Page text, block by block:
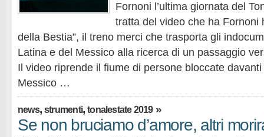
Fornoni l’ultima giornata del
tratta del video che ha Fornoni
della Bestia”, il treno merci che trasporta gli
Latina e del Messico alla ricerca di un passaggio
Il video riprende il fiume di persone bloccate
Messico …
news,strumenti,tonalestate 2019»
Se non bruciamo d’amore, altri